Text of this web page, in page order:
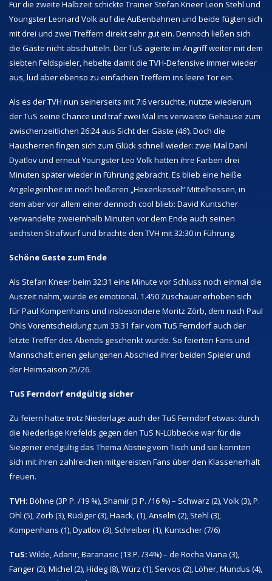
Für die zweite Halbzeit schickte Trainer Stefan Kneer Leon Stehl und
Youngster Leonard Volk auf die Außenbahnen und beide fügten sich
mit drei und zwei Treffern direkt sehr gut ein. Dennoch ließen sich
die Gäste nicht abschütteln. Der TuS agierte im Angriff weiter mit dem
siebten Feldspieler, hebelte damit die TVH-Defensive immer wieder
aus, lud aber ebenso zu einfachen Treffern ins leere Tor ein.
Als es der TVH nun seinerseits mit 7:6 versuchte, nutzte wiederum
der TuS seine Chance und traf zwei Mal ins verwaiste Gehäuse zum
zwischenzeitlichen 26:24 aus Sicht der Gäste (46‘). Doch die
Hausherren fingen sich zum Glück schnell wieder: zwei Mal Danil
Dyatlov und erneut Youngster Leo Volk hatten ihre Farben drei
Minuten später wieder in Führung gebracht. Es blieb eine heiße
Angelegenheit im noch heißeren „Hexenkessel“ Mittelhessen, in
dem aber vor allem einer dennoch cool blieb: David Kuntscher
verwandelte zweieinhalb Minuten vor dem Ende auch seinen
sechsten Strafwurf und brachte den TVH mit 32:30 in Führung.
Schöne Geste zum Ende
Als Stefan Kneer beim 32:31 eine Minute vor Schluss noch einmal die
Auszeit nahm, wurde es emotional. 1.450 Zuschauer erhoben sich
für Paul Kompenhans und insbesondere Moritz Zörb, dem nach Paul
Ohls Vorentscheidung zum 33:31 fair vom TuS Ferndorf auch der
letzte Treffer des Abends geschenkt wurde. So feierten Fans und
Mannschaft einen gelungenen Abschied ihrer beiden Spieler und
der Heimsaison 25/26.
TuS Ferndorf endgültig sicher
Zu feiern hatte trotz Niederlage auch der TuS Ferndorf etwas: durch
die Niederlage Krefelds gegen den TuS N-Lübbecke war für die
Siegener endgültig das Thema Abstieg vom Tisch und sie konnten
sich mit ihren zahlreichen mitgereisten Fans über den Klassenerhalt
freuen.
TVH: Böhne (3P P. /19 %), Shamir (3 P. /16 %) – Schwarz (2), Volk (3), P.
Ohl (5), Zörb (3), Rüdiger (3), Haack, (1), Anselm (2), Stehl (3),
Kompenhans (1), Dyatlov (3), Schreiber (1), Kuntscher (7/6)
TuS: Wilde, Adanir, Baranasic (13 P. /34%) – de Rocha Viana (3),
Fanger (2), Michel (2), Hideg (8), Würz (1), Servos (2), Löher, Mundus (4),